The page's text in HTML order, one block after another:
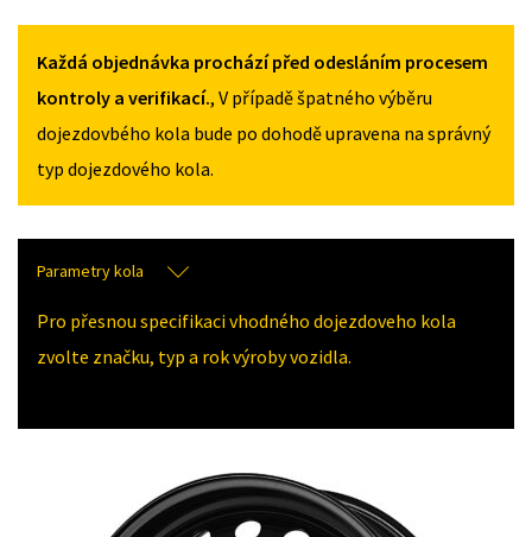
Každá objednávka prochází před odesláním procesem
kontroly a verifikací., V případě špatného výběru
dojezdovbého kola bude po dohodě upravena na správný
typ dojezdového kola.
Parametry kola
Pro přesnou specifikaci vhodného dojezdoveho kola
zvolte značku, typ a rok výroby vozidla.